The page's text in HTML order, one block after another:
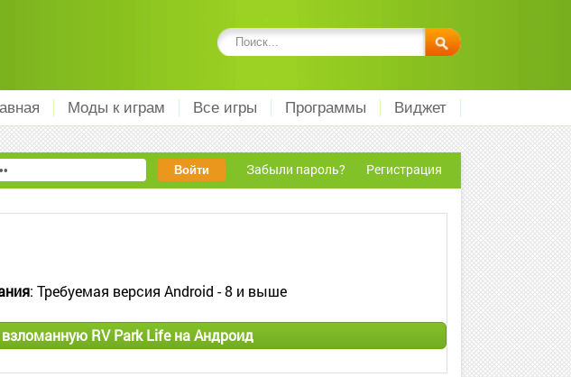
Моды к играм Все игры Программы Виджет
Забыли пароль? Регистрация
: Требуемая версия Android - 8 и выше
RV Park Life на Андроид